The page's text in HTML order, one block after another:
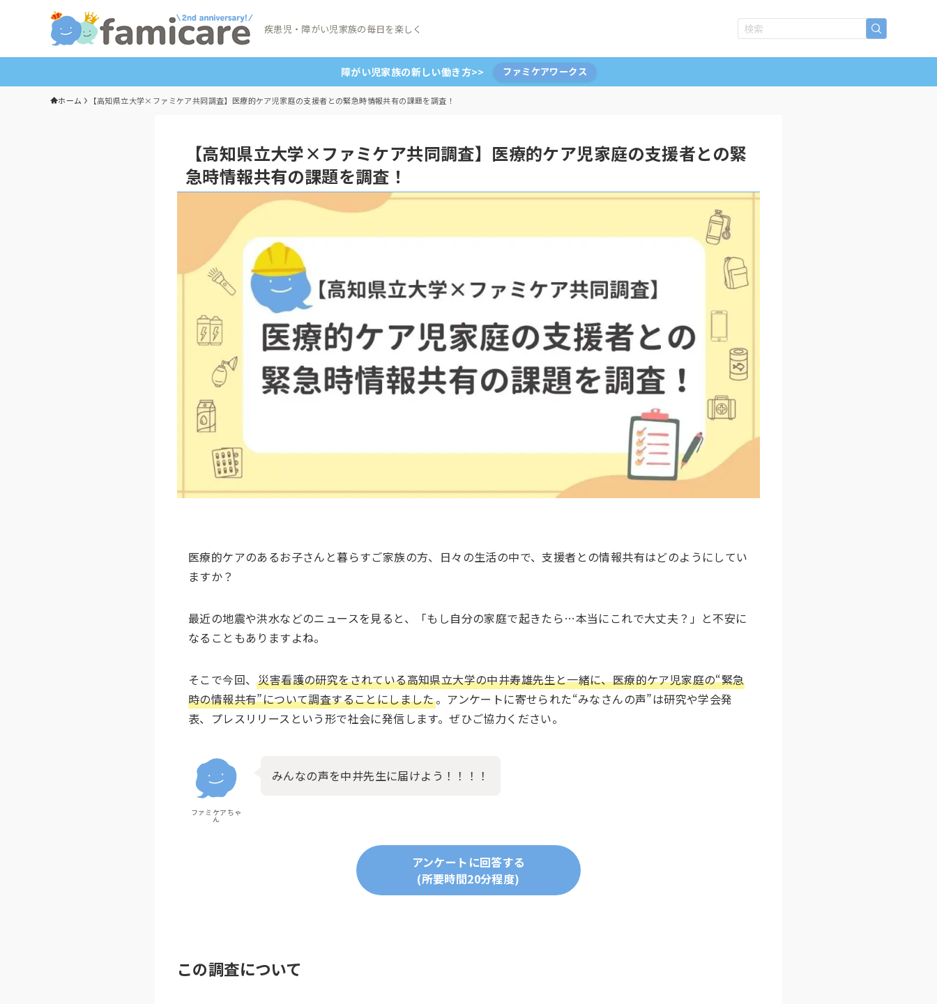
疾患児・障がい児家族の毎日を楽しく
障がい児家族の新しい働き方>> ファミケアワークス
ホーム 【高知県立大学×ファミケア共同調査】医療的ケア児家庭の支援者との緊急時情報共有の課題を調査！
【高知県立大学×ファミケア共同調査】医療的ケア児家庭の支援者との緊
急時情報共有の課題を調査！
医療的ケアのあるお子さんと暮らすご家族の方、日々の生活の中で、支援者との情報共有はどのようにしてい
ますか？
最近の地震や洪水などのニュースを見ると、「もし自分の家庭で起きたら…本当にこれで大丈夫？」と不安に
なることもありますよね。
そこで今回、災害看護の研究をされている高知県立大学の中井寿雄先生と一緒に、医療的ケア児家庭の“緊急
時の情報共有”について調査することにしました。アンケートに寄せられた“みなさんの声”は研究や学会発
表、プレスリリースという形で社会に発信します。ぜひご協力ください。
ファミケアちゃ
ん
みんなの声を中井先生に届けよう！！！！
アンケートに回答する
(所要時間20分程度)
この調査について